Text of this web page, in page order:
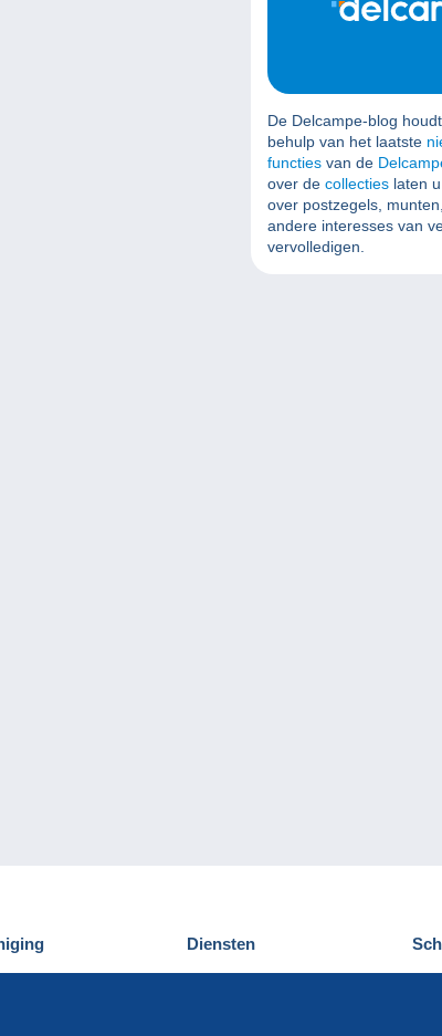
De Delcampe-blog
behulp van het laatste
functies van de
over de collecties laten
over postzegels,
andere interesses van
vervolledigen.
wij
Diensten
Delcampe ontdekken